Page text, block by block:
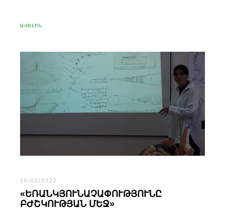
ԱՎԵԼԻՆ
26/05/2022
«ԵՌԱՆԿՅՈՒՆԱՉԱՓՈՒԹՅՈՒՆԸ
ԲԺՇԿՈՒԹՅԱՆ ՄԵՋ»